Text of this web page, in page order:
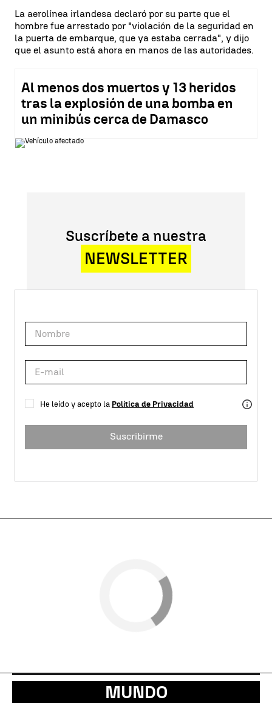
La aerolínea irlandesa declaró por su parte que el
hombre fue arrestado por "violación de la seguridad en
la puerta de embarque, que ya estaba cerrada", y dijo
que el asunto está ahora en manos de las autoridades.
Al menos dos muertos y 13 heridos
tras la explosión de una bomba en
un minibús cerca de Damasco
Suscríbete a nuestra
NEWSLETTER
He leído y acepto la Política de Privacidad
Suscribirme
MUNDO